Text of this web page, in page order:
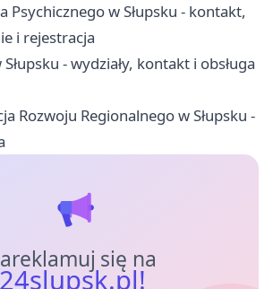
Psychicznego w Słupsku - kontakt,
i rejestracja
- wydziały, kontakt i obsługa
Rozwoju Regionalnego w Słupsku -
się na
24slupsk.pl!